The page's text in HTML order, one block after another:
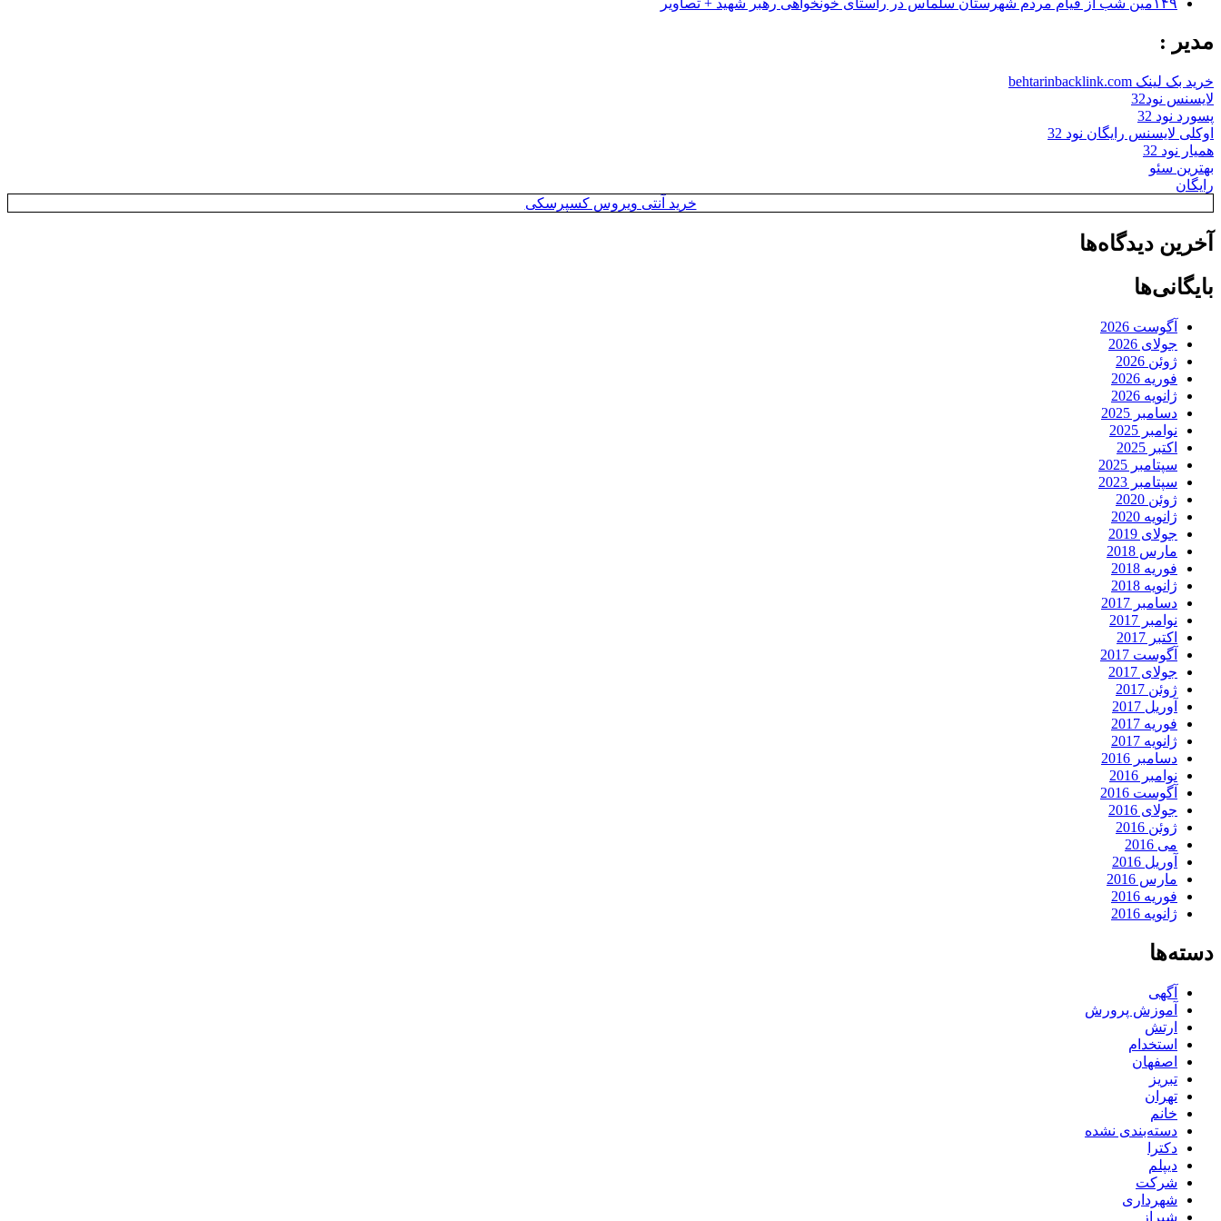
مدیر :
خرید بک لینک behtarinbacklink.com
لایسنس نود32
پسورد نود 32
اوکلی لایسنس رایگان نود 32
همیار نود 32
بهترین سئو
رایگان
خرید آنتی ویروس کسپرسکی
آخرین دیدگاه‌ها
بایگانی‌ها
آگوست 2026
جولای 2026
ژوئن 2026
فوریه 2026
ژانویه 2026
دسامبر 2025
نوامبر 2025
اکتبر 2025
سپتامبر 2025
سپتامبر 2023
ژوئن 2020
ژانویه 2020
جولای 2019
مارس 2018
فوریه 2018
ژانویه 2018
دسامبر 2017
نوامبر 2017
اکتبر 2017
آگوست 2017
جولای 2017
ژوئن 2017
آوریل 2017
فوریه 2017
ژانویه 2017
دسامبر 2016
نوامبر 2016
آگوست 2016
جولای 2016
ژوئن 2016
می 2016
آوریل 2016
مارس 2016
فوریه 2016
ژانویه 2016
دسته‌ها
آگهی
آموزش پرورش
ارتش
استخدام
اصفهان
تبریز
تهران
خانم
دسته‌بندی نشده
دکترا
دیپلم
شرکت
شهرداری
شیراز